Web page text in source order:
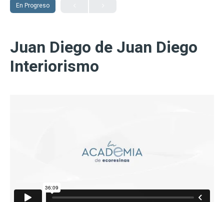
En Progreso
Juan Diego de Juan Diego
Interiorismo